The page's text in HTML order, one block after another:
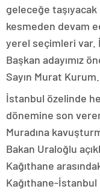
geleceğe taşıyacak
kesmeden devam
yerel seçimleri var.
Başkan adayımız
Sayın Murat Kurum.
İstanbul özelinde
dönemine son
Muradına
Bakan Uraloğlu
Kağıthane
Kağıthane-İstanbul